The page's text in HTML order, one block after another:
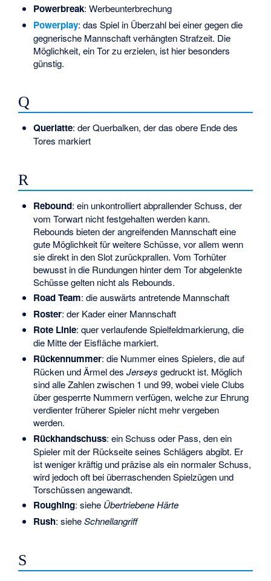
Powerbreak: Werbeunterbrechung
Powerplay: das Spiel in Überzahl bei einer gegen die
gegnerische Mannschaft verhängten Strafzeit. Die
Möglichkeit, ein Tor zu erzielen, ist hier besonders
günstig.
Q
Querlatte: der Querbalken, der das obere Ende des
Tores markiert
R
Rebound: ein unkontrolliert abprallender Schuss, der
vom Torwart nicht festgehalten werden kann.
Rebounds bieten der angreifenden Mannschaft eine
gute Möglichkeit für weitere Schüsse, vor allem wenn
sie direkt in den Slot zurückprallen. Vom Torhüter
bewusst in die Rundungen hinter dem Tor abgelenkte
Schüsse gelten nicht als Rebounds.
Road Team: die auswärts antretende Mannschaft
Roster: der Kader einer Mannschaft
Rote Linie: quer verlaufende Spielfeldmarkierung, die
die Mitte der Eisfläche markiert.
Rückennummer: die Nummer eines Spielers, die auf
Rücken und Ärmel des Jerseys gedruckt ist. Möglich
sind alle Zahlen zwischen 1 und 99, wobei viele Clubs
über gesperrte Nummern verfügen, welche zur Ehrung
verdienter früherer Spieler nicht mehr vergeben
werden.
Rückhandschuss: ein Schuss oder Pass, den ein
Spieler mit der Rückseite seines Schlägers abgibt. Er
ist weniger kräftig und präzise als ein normaler Schuss,
wird jedoch oft bei überraschenden Spielzügen und
Torschüssen angewandt.
Roughing: siehe Übertriebene Härte
Rush: sieheSchnellangriff
S